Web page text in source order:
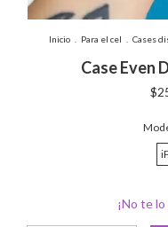
Inicio Para el cel Cases
Case Even
¡No te